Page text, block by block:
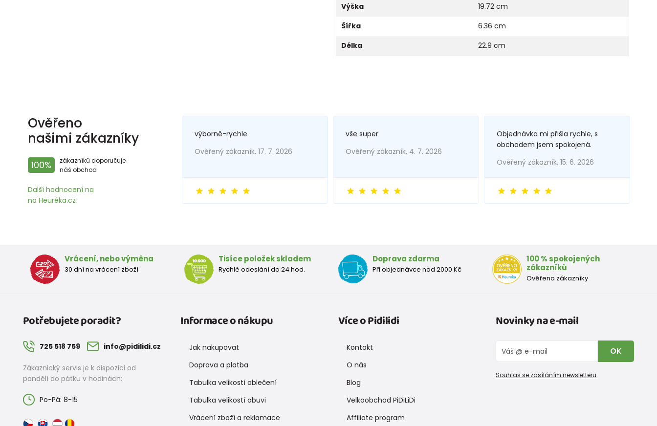
Výška
19.72 cm
Šířka
6.36 cm
Délka
22.9 cm
Ověřeno
našimi zákazníky
100%
zákazníků doporučuje
náš obchod
Další hodnocení na
na Heuréka.cz
výborně-rychle
Ověřený zákazník, 17. 7. 2026
vše super
Ověřený zákazník, 4. 7. 2026
Objednávka mi přišla rychle, s
obchodem jsem spokojená.
Ověřený zákazník, 15. 6. 2026
Vrácení, nebo výměna
30 dní na vrácení zboží
Tisíce položek skladem
Rychlé odeslání do 24 hod.
Doprava zdarma
Při objednávce nad 2000 Kč
100 % spokojených
zákazníků
Ověřeno zákazníky
Potřebujete poradit?
725 518 759 info@pidilidi.cz
Zákaznický servis je k dispozici od
pondělí do pátku v hodinách:
Po-Pá: 8-15
Informace o nákupu
Jak nakupovat
Doprava a platba
Tabulka velikostí oblečení
Tabulka velikostí obuvi
Vrácení zboží a reklamace
Více o Pidilidi
Kontakt
O nás
Blog
Velkoobchod PiDiLiDi
Affiliate program
Novinky na e-mail
OK
Souhlas se zasíláním newsletteru